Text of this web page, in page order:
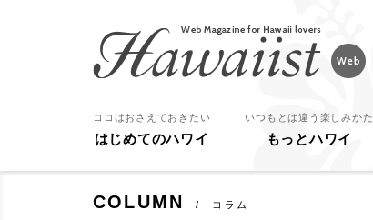
ココはおさえておきたい
はじめてのハワイ
いつもとは違う楽しみかた
もっとハワイ
COLUMN コラム